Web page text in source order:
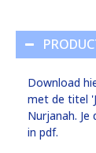
Download
met de titel
Nurjanah.
in pdf.